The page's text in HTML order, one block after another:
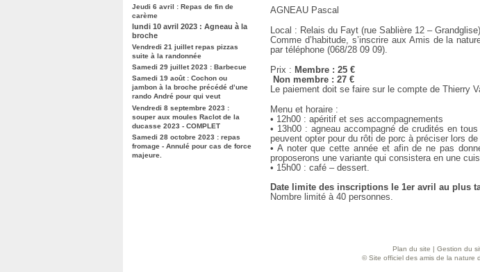
Jeudi 6 avril : Repas de fin de
carème
lundi 10 avril 2023 : Agneau à la
broche
Vendredi 21 juillet repas pizzas
suite à la randonnée
Samedi 29 juillet 2023 : Barbecue
Samedi 19 août : Cochon ou
jambon à la broche précédé d’une
rando André pour qui veut
Vendredi 8 septembre 2023 :
souper aux moules Raclot de la
ducasse 2023 - COMPLET
Samedi 28 octobre 2023 : repas
fromage - Annulé pour cas de force
majeure.
AGNEAU Pascal
Local : Relais du Fayt (rue Sablière 12 – Grandglise)
Comme d’habitude, s’inscrire aux Amis de la
par téléphone (068/28 09 09).
Prix : Membre : 25 €
Non membre : 27 €
Le paiement doit se faire sur le compte de Thierry
Menu et horaire :
• 12h00 : apéritif et ses accompagnements
• 13h00 : agneau accompagné de crudités en
peuvent opter pour du rôti de porc à préciser lors de
• A noter que cette année et afin de ne pas
proposerons une variante qui consistera en une
• 15h00 : café – dessert.
Date limite des inscriptions le 1er avril au plus
Nombre limité à 40 personnes.
Plan du site | Gestion du
© Site officiel des amis de la nature